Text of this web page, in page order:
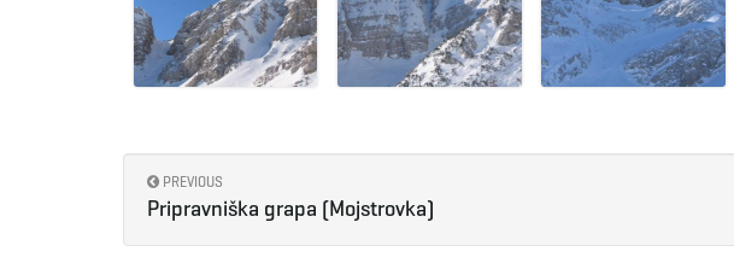
PREVIOUS
Pripravniška grapa (Mojstrovka)